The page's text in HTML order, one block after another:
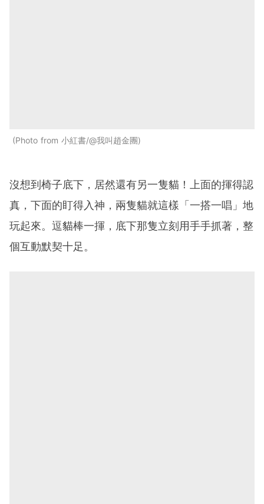
Photo from 小紅書/@我叫趙金團
沒想到椅子底下，居然還有另一隻貓！上面的揮得認
真，下面的盯得入神，兩隻貓就這樣「一搭一唱」地
玩起來。逗貓棒一揮，底下那隻立刻用手手抓著，整
個互動默契十足。